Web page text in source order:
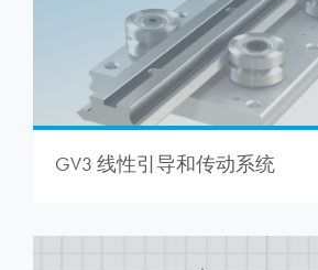
GV3 线性引导和传动系统